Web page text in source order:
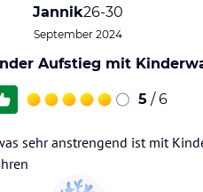
Jannik26-30
September 2024
Aufstieg mit
5 / 6
sehr anstrengend ist mit